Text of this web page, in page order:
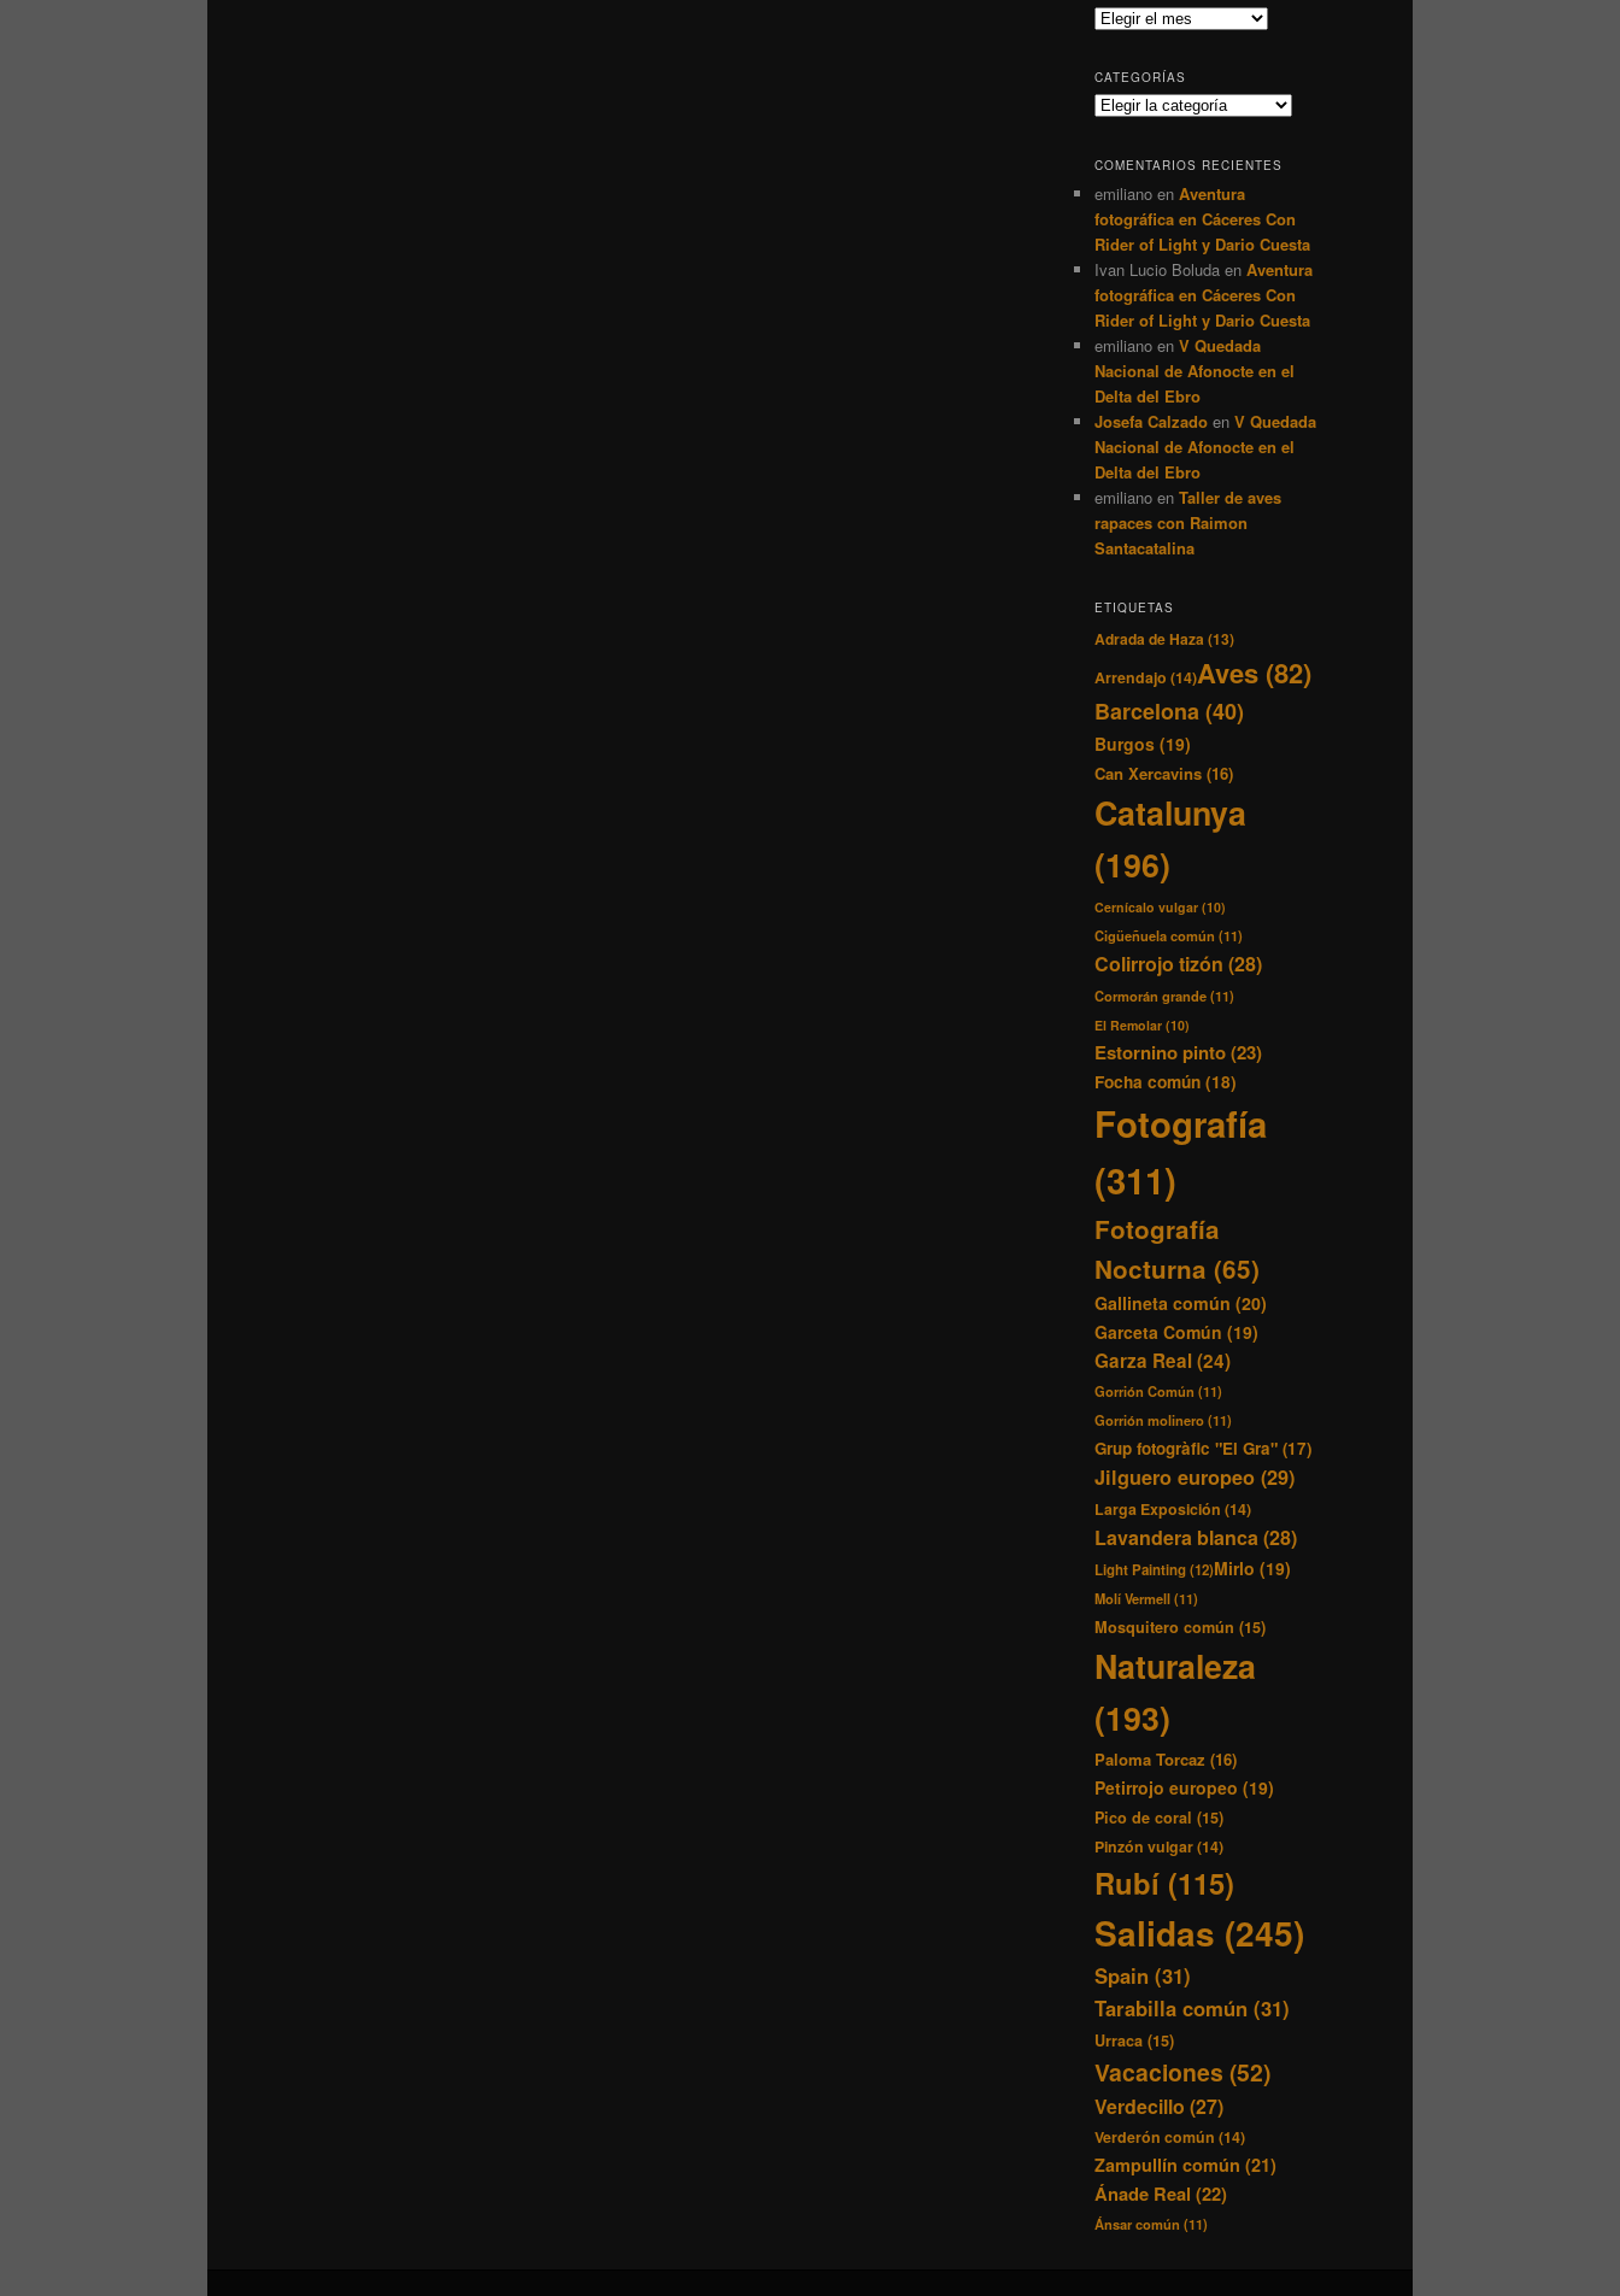
Archivos
CATEGORÍAS
Categorías
COMENTARIOS RECIENTES
emiliano en Aventura
fotográfica en Cáceres Con
Rider of Light y Dario Cuesta
Ivan Lucio Boluda en Aventura
fotográfica en Cáceres Con
Rider of Light y Dario Cuesta
emiliano en V Quedada
Nacional de Afonocte en el
Delta del Ebro
Josefa Calzado en V Quedada
Nacional de Afonocte en el
Delta del Ebro
emiliano en Taller de aves
rapaces con Raimon
Santacatalina
ETIQUETAS
Adrada de Haza (13)
Arrendajo (14)Aves (82)
Barcelona(40)
Burgos (19)
Can Xercavins (16)
Catalunya
(196)
Cernícalo vulgar (10)
Cigüeñuela común (11)
Colirrojo tizón (28)
Cormorán grande(11)
El Remolar (10)
Estornino pinto(23)
Focha común (18)
Fotografía
(311)
Fotografía
Nocturna (65)
Gallineta común (20)
Garceta Común (19)
Garza Real(24)
Gorrión Común (11)
Gorrión molinero(11)
Grup fotogràfic "El Gra" (17)
Jilguero europeo (29)
Larga Exposición (14)
Lavandera blanca(28)
Light Painting(12)Mirlo (19)
Molí Vermell(11)
Mosquitero común (15)
Naturaleza
(193)
Paloma Torcaz (16)
Petirrojo europeo (19)
Pico de coral (15)
Pinzón vulgar(14)
Rubí (115)
Salidas (245)
Spain (31)
Tarabilla común (31)
Urraca (15)
Vacaciones (52)
Verdecillo (27)
Verderón común (14)
Zampullín común (21)
Ánade Real (22)
Ánsar común (11)